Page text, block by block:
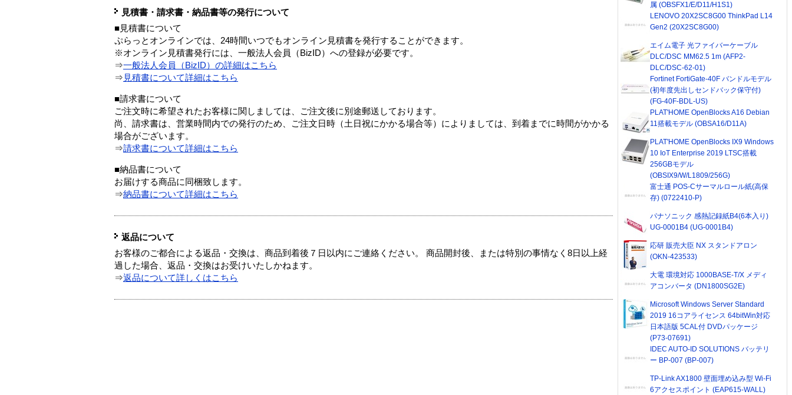
見積書・請求書・納品書等の発行について
■見積書について
ぷらっとオンラインでは、24時間いつでもオンライン見積書を発行することができます。
※オンライン見積書発行には、一般法人会員（BizID）への登録が必要です。
⇒一般法人会員（BizID）の詳細はこちら
⇒ 見積書について詳細はこちら
■請求書について
ご注文時に希望されたお客様に関しましては、ご注文後に別途郵送しております。
尚、請求書は、営業時間内での発行のため、ご注文日時（土日祝にかかる場合等）によりましては、到着までに時間がかかる
場合がございます。
⇒請求書について詳細はこちら
■納品書について
お届けする商品に同梱致します。
⇒納品書について詳細はこちら
返品について
お客様のご都合による返品・交換は、商品到着後７日以内にご連絡ください。 商品開封後、または特別の事情なく8日以上経
過した場合、返品・交換はお受けいたしかねます。
⇒返品について詳しくはこちら
属 (OBSFX1/E/D11/H1S1)
LENOVO 20X2SC8G00 ThinkPad L14
Gen2 (20X2SC8G00)
エイム電子 光ファイバーケーブル
DLC/DSC MM62.5 1m (AFP2-
DLC/DSC-62-01)
Fortinet FortiGate-40F バンドルモデル
(初年度先出しセンドバック保守付)
(FG-40F-BDL-US)
PLAT'HOME OpenBlocks A16 Debian
11搭載モデル (OBSA16/D11A)
PLAT'HOME OpenBlocks IX9 Windows
10 IoT Enterprise 2019 LTSC搭載
256GBモデル
(OBSIX9/W/L1809/256G)
富士通 POS-Cサーマルロール紙(高保
存) (0722410-P)
パナソニック 感熱記録紙B4(6本入り)
UG-0001B4 (UG-0001B4)
応研 販売大臣 NX スタンドアロン
(OKN-423533)
大電 環境対応 1000BASE-T/X メディ
アコンバータ (DN1800SG2E)
Microsoft Windows Server Standard
2019 16コアライセンス 64bitWin対応
日本語版 5CAL付 DVDパッケージ
(P73-07691)
IDEC AUTO-ID SOLUTIONS バッテリ
ー BP-007 (BP-007)
TP-Link AX1800 壁面埋め込み型 Wi-Fi
6アクセスポイント (EAP615-WALL)